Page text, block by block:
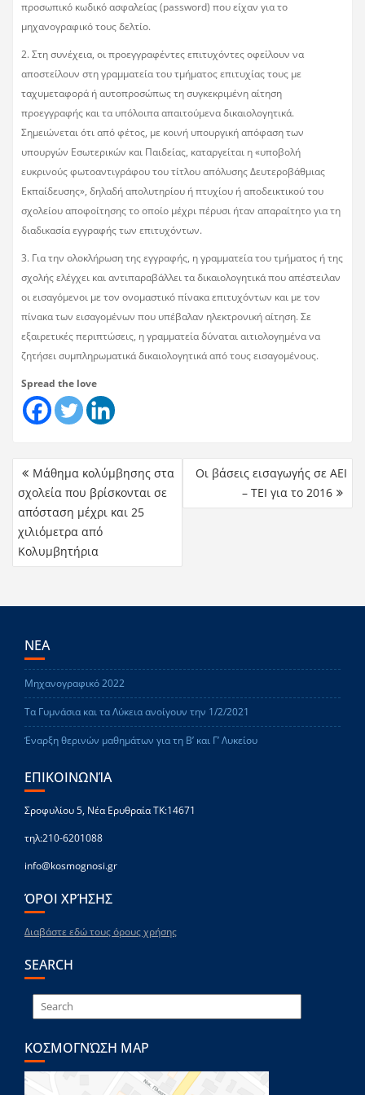
προσωπικό κωδικό ασφαλείας (password) που είχαν για το
μηχανογραφικό τους δελτίο.
2. Στη συνέχεια, οι προεγγραφέντες επιτυχόντες οφείλουν να
αποστείλουν στη γραμματεία του τμήματος επιτυχίας τους με
ταχυμεταφορά ή αυτοπροσώπως τη συγκεκριμένη αίτηση
προεγγραφής και τα υπόλοιπα απαιτούμενα δικαιολογητικά.
Σημειώνεται ότι από φέτος, με κοινή υπουργική απόφαση των
υπουργών Εσωτερικών και Παιδείας, καταργείται η «υποβολή
ευκρινούς φωτοαντιγράφου του τίτλου απόλυσης Δευτεροβάθμιας
Εκπαίδευσης», δηλαδή απολυτηρίου ή πτυχίου ή αποδεικτικού του
σχολείου αποφοίτησης το οποίο μέχρι πέρυσι ήταν απαραίτητο για τη
διαδικασία εγγραφής των επιτυχόντων.
3. Για την ολοκλήρωση της εγγραφής, η γραμματεία του τμήματος ή της
σχολής ελέγχει και αντιπαραβάλλει τα δικαιολογητικά που απέστειλαν
οι εισαγόμενοι με τον ονομαστικό πίνακα επιτυχόντων και με τον
πίνακα των εισαγομένων που υπέβαλαν ηλεκτρονική αίτηση. Σε
εξαιρετικές περιπτώσεις, η γραμματεία δύναται αιτιολογημένα να
ζητήσει συμπληρωματικά δικαιολογητικά από τους εισαγομένους.
Spread the love
Μάθημα κολύμβησης στα
σχολεία που βρίσκονται σε
απόσταση μέχρι και 25
χιλιόμετρα από
Κολυμβητήρια
Οι βάσεις εισαγωγής σε ΑΕΙ
– ΤΕΙ για το 2016
ΝΕΑ
Μηχανογραφικό 2022
Τα Γυμνάσια και τα Λύκεια ανοίγουν την 1/2/2021
Έναρξη θερινών μαθημάτων για τη Β’ και Γ’ Λυκείου
ΕΠΙΚΟΙΝΩΝΊΑ
Σροφυλίου 5, Νέα Ερυθραία ΤΚ:14671
τηλ:210-6201088
info@kosmognosi.gr
ΌΡΟΙ ΧΡΉΣΗΣ
Διαβάστε εδώ τους όρους χρήσης
SEARCH
ΚΟΣΜΟΓΝΏΣΗ MAP